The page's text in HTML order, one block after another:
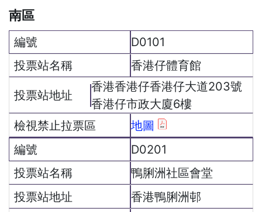
南區
D0101
香港仔體育館
香港香港仔香港仔大道203號
香港仔市政大廈6樓
地圖
D0201
鴨脷洲社區會堂
香港鴨脷洲邨